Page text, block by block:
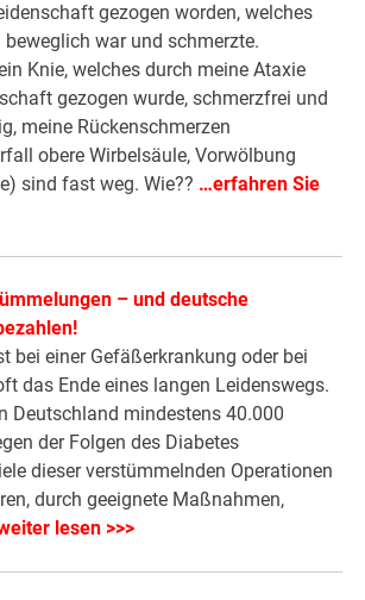
gezogen worden, welches
war und schmerzte.
Knie, welches durch meine Ataxie
gezogen wurde, schmerzfrei und
meine Rückenschmerzen
obere Wirbelsäule, Vorwölbung
sind fast weg. Wie?? …erfahren Sie
– und deutsche
bei einer Gefäßerkrankung oder bei
das Ende eines langen Leidenswegs.
Deutschland mindestens 40.000
der Folgen des Diabetes
dieser verstümmelnden Operationen
durch geeignete Maßnahmen,
lesen >>>